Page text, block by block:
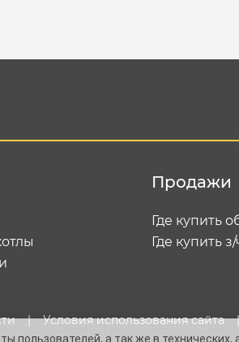
Продажи
Где купить
Где купить з/
| Условия использования сайта |
пользователей, а так же в